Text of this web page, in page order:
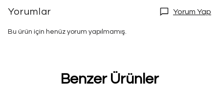
Yorumlar Yorum Yap
Bu ürün için henüz yorum yapılmamış.
Benzer Ürünler